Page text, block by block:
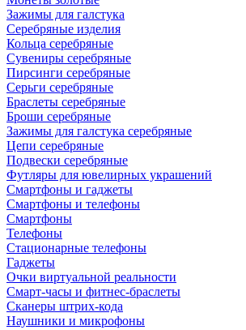
Зажимы для галстука
Серебряные изделия
Кольца серебряные
Сувениры серебряные
Пирсинги серебряные
Серьги серебряные
Браслеты серебряные
Броши серебряные
Зажимы для галстука серебряные
Цепи серебряные
Подвески серебряные
Футляры для ювелирных украшений
Смартфоны и гаджеты
Смартфоны и телефоны
Смартфоны
Телефоны
Стационарные телефоны
Гаджеты
Очки виртуальной реальности
Смарт-часы и фитнес-браслеты
Сканеры штрих-кода
Наушники и микрофоны